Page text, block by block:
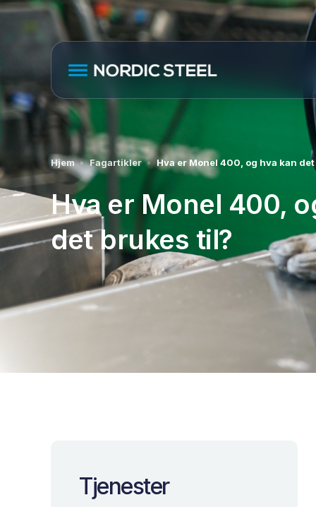
Hjem Fagartikler Hva er Monel 400, og hva kan
Hva er Monel 400,
det brukes til?
Tjenester